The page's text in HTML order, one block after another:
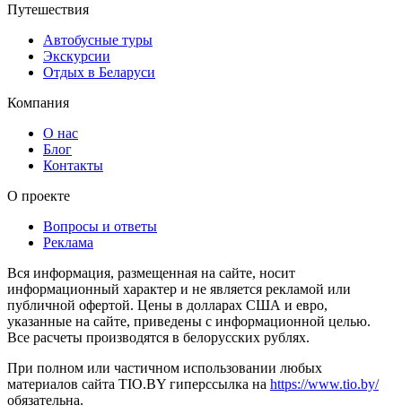
Путешествия
Автобусные туры
Экскурсии
Отдых в Беларуси
Компания
О нас
Блог
Контакты
О проекте
Вопросы и ответы
Реклама
Вся информация, размещенная на сайте, носит
информационный характер и не является рекламой или
публичной офертой. Цены в долларах США и евро,
указанные на сайте, приведены с информационной целью.
Все расчеты производятся в белорусских рублях.
При полном или частичном использовании любых
материалов сайта TIO.BY гиперссылка на https://www.tio.by/
обязательна.